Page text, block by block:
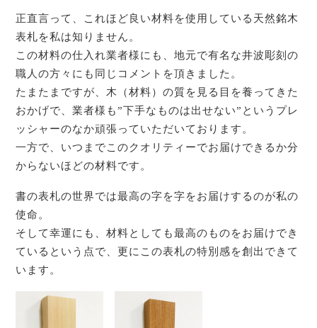
正直言って、これほど良い材料を使用している天然銘木
表札を私は知りません。
この材料の仕入れ業者様にも、地元で有名な井波彫刻の
職人の方々にも同じコメントを頂きました。
たまたまですが、木（材料）の質を見る目を養ってきた
おかげで、業者様も”下手なものは出せない”というプレ
ッシャーのなか頑張っていただいております。
一方で、いつまでこのクオリティーでお届けできるか分
からないほどの材料です。
書の表札の世界では最高の字を字をお届けするのが私の
使命。
そして幸運にも、材料としても最高のものをお届けでき
ているという点で、更にこの表札の特別感を創出できて
います。